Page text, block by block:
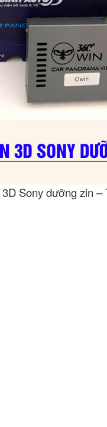
Sony dưỡng zin –